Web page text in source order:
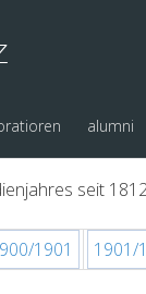
alumni
seit
1901 1901/